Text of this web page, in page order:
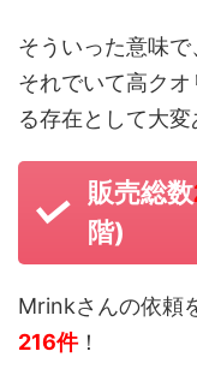
そういった意味で
それでいて高ク
る存在として大変
販売総数
階)
Mrinkさんの依頼
216件！